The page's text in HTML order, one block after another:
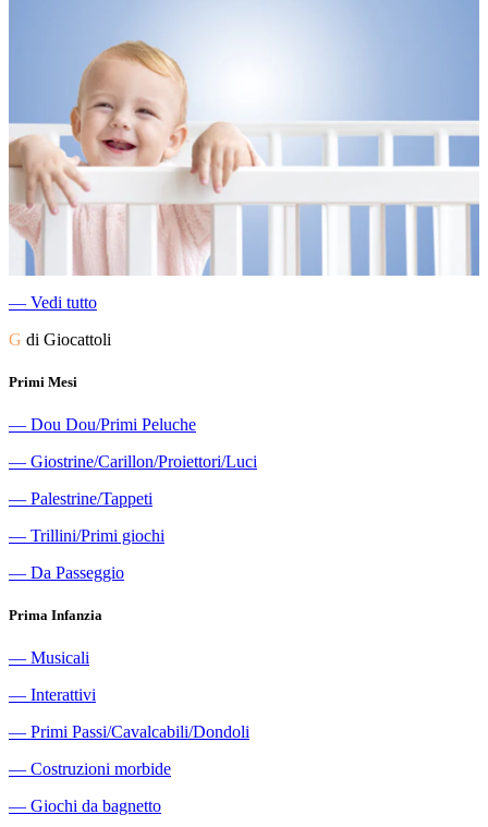
― Vedi tutto
G di Giocattoli
Primi Mesi
― Dou Dou/Primi Peluche
― Giostrine/Carillon/Proiettori/Luci
― Palestrine/Tappeti
― Trillini/Primi giochi
― Da Passeggio
Prima Infanzia
― Musicali
― Interattivi
― Primi Passi/Cavalcabili/Dondoli
― Costruzioni morbide
― Giochi da bagnetto